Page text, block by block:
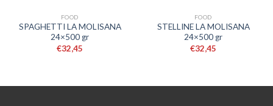
FOOD
SPAGHETTI LA MOLISANA
24×500 gr
€32,45
FOOD
STELLINE LA MOLISANA
24×500 gr
€32,45